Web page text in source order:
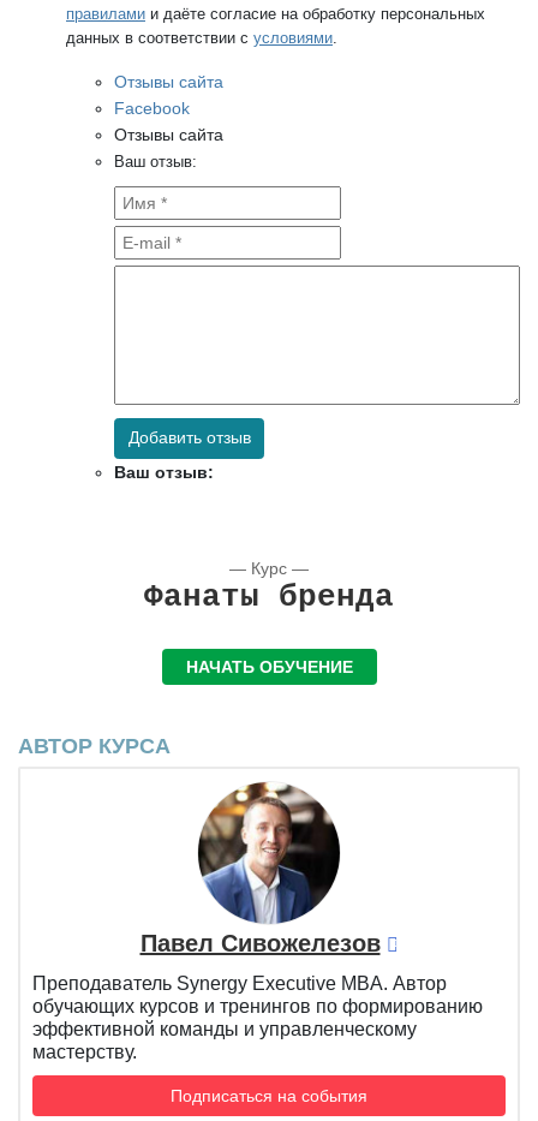
правилами и даёте согласие на обработку персональных
данных в соответствии с условиями.
Отзывы сайта
Facebook
Отзывы сайта
Ваш отзыв:
Добавить отзыв
Ваш отзыв:
— Курс —
Фанаты бренда
НАЧАТЬ ОБУЧЕНИЕ
АВТОР КУРСА
Павел Сивожелезов
Преподаватель Synergy Executive MBA. Автор
обучающих курсов и тренингов по формированию
эффективной команды и управленческому
мастерству.
Подписаться на события